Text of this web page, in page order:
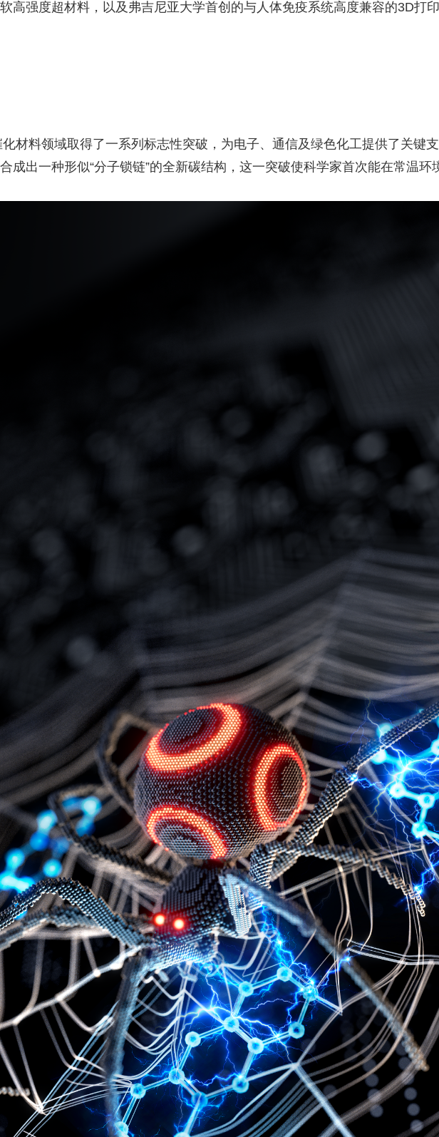
高强度超材料，以及弗吉尼亚大学首创的与人体免疫系统高度兼容的3D打
材料领域取得了一系列标志性突破，为电子、通信及绿色化工提供了关键支
成出一种形似“分子锁链”的全新碳结构，这一突破使科学家首次能在常温